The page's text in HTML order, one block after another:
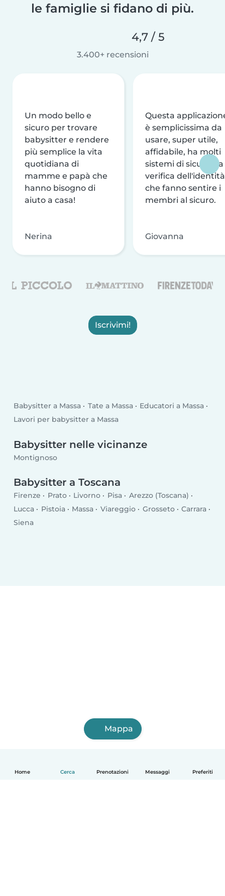
Home Cerca Prenotazioni Messaggi Preferiti
le famiglie si fidano di più.
4,7 / 5
3.400+ recensioni
Un modo bello e
sicuro per trovare
babysitter e rendere
più semplice la vita
quotidiana di
mamme e papà che
hanno bisogno di
aiuto a casa!
Nerina
Questa
è semplicissima da
usare, super utile,
affidabile, ha molti
sistemi di sicurezza
verifica dell'identità
che fanno sentire i
membri al sicuro.
Giovanna
Iscrivimi!
Babysitter a Massa Tate a Massa
Educatori a Massa
Lavori per babysitter a Massa
Babysitter nelle vicinanze
Montignoso
Babysitter a Toscana
Firenze Prato Livorno Pisa
Arezzo (Toscana)
Lucca
Pistoia Massa Viareggio Grosseto
Carrara
Siena
Mappa